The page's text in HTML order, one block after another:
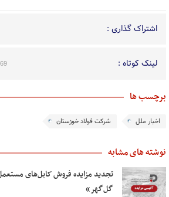
اشتراک گذاری :
لینک کوتاه :
برچسب ها
اخبار ملل شرکت‌ فولاد خوزستان
نوشته های مشابه
تجدید مزایده فروش کابل‌های
گل‌گهر»